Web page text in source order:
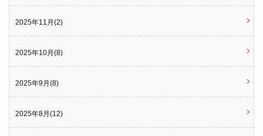
2025年11月(2)
2025年10月(8)
2025年9月(8)
2025年8月(12)